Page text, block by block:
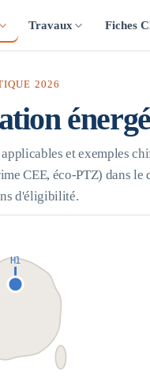
Travaux Fiches
2026
et exemples
CEE, éco-PTZ) dans le
d'éligibilité.
H1